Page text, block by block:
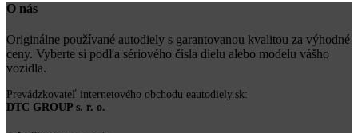
O nás
Originálne používané autodiely s garantovanou kvalitou za výhodné
ceny. Vyberte si podľa sériového čísla dielu alebo modelu vášho
vozidla.
Prevádzkovateľ internetového obchodu eautodiely.sk:
DTC GROUP s. r. o.